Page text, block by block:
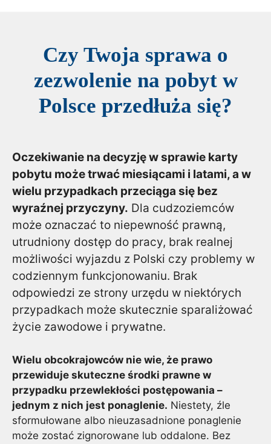
Czy Twoja sprawa o
zezwolenie na pobyt w
Polsce przedłuża się?
Oczekiwanie na decyzję w sprawie karty
pobytu może trwać miesiącami i latami, a w
wielu przypadkach przeciąga się bez
wyraźnej przyczyny. Dla cudzoziemców
może oznaczać to niepewność prawną,
utrudniony dostęp do pracy, brak realnej
możliwości wyjazdu z Polski czy problemy w
codziennym funkcjonowaniu. Brak
odpowiedzi ze strony urzędu w niektórych
przypadkach może skutecznie sparaliżować
życie zawodowe i prywatne.
Wielu obcokrajowców nie wie, że prawo
przewiduje skuteczne środki prawne w
przypadku przewlekłości postępowania –
jednym z nich jest ponaglenie. Niestety, źle
sformułowane albo nieuzasadnione ponaglenie
może zostać zignorowane lub oddalone. Bez